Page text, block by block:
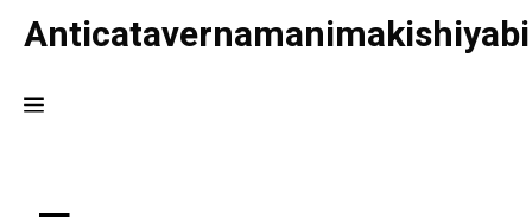
Saltar
contenido
Anticatavernamanimakishiyabi
Menú